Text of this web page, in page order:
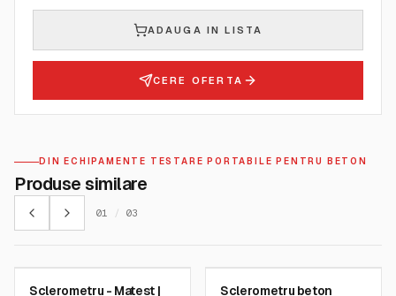
ADAUGA IN LISTA
CERE OFERTA
DIN ECHIPAMENTE TESTARE PORTABILE PENTRU BETON
Produse similare
01 / 03
SKU:C380
Sclerometru - Matest |
SKU:34010000
Sclerometru beton